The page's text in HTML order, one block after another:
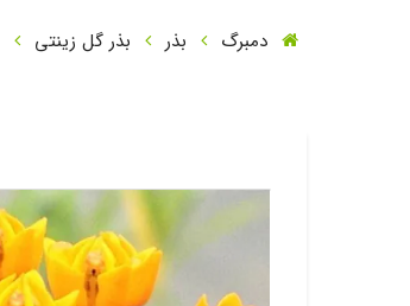
دمبرگ بذر بذر گل زینتی